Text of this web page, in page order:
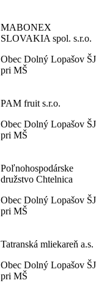
MABONEX
SLOVAKIA spol. s.r.o.
Obec Dolný Lopašov ŠJ
pri MŠ
PAM fruit s.r.o.
Obec Dolný Lopašov ŠJ
pri MŠ
Poľnohospodárske
družstvo Chtelnica
Obec Dolný Lopašov ŠJ
pri MŠ
Tatranská mliekareň a.s.
Obec Dolný Lopašov ŠJ
pri MŠ